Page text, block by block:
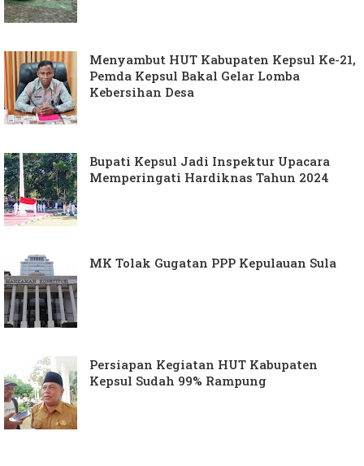
Menyambut HUT Kabupaten Kepsul Ke-21,
Pemda Kepsul Bakal Gelar Lomba
Kebersihan Desa
Bupati Kepsul Jadi Inspektur Upacara
Memperingati Hardiknas Tahun 2024
MK Tolak Gugatan PPP Kepulauan Sula
Persiapan Kegiatan HUT Kabupaten
Kepsul Sudah 99% Rampung